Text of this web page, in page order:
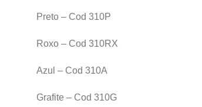
Preto – Cod 310P
Roxo – Cod 310RX
Azul – Cod 310A
Grafite – Cod 310G